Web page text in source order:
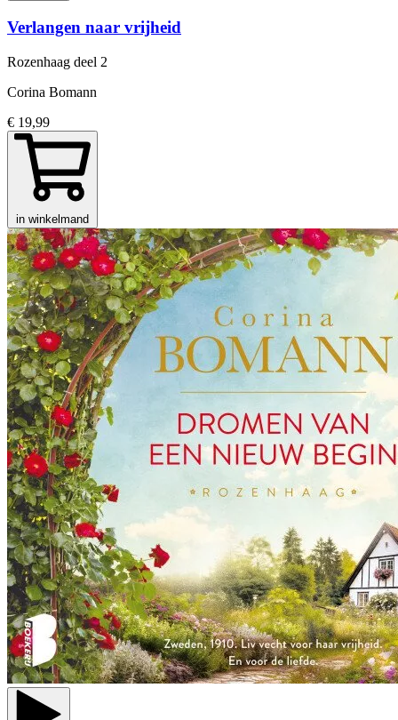
Verlangen naar vrijheid
Rozenhaag deel 2
Corina Bomann
€ 19,99
in winkelmand